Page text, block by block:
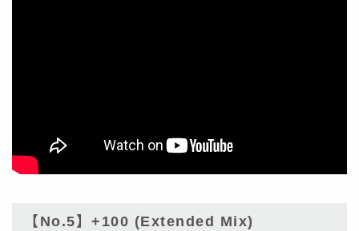
【No.5】+100 (Extended Mix)